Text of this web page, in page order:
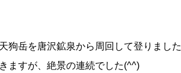
狗岳を唐沢鉱泉から周回して登りました
ますが、絶景の連続でした(^^)